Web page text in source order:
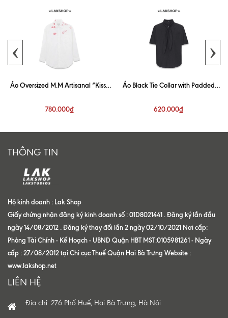
Áo Oversized M.M Artisanal “Kiss”
780.000₫
Áo Black Tie Collar with Padded
620.000₫
‹ ›
THÔNG TIN
Hộ kinh doanh : Lak Shop
Giấy chứng nhận đăng ký kinh doanh số : 01D8021441 . Đăng ký lần đầu
ngày 14/08/2012 . Đăng ký thay đổi lần 2 ngày 02/10/2021 Nơi cấp:
Phòng Tài Chính - Kế Hoạch - UBND Quận HBT MST:0105981261 - Ngày
cấp : 27/08/2012 tại Chi cục Thuế Quận Hai Bà Trưng Website :
www.lakshop.net
LIÊN HỆ
Địa chỉ: 276 Phố Huế, Hai Bà Trưng, Hà Nội